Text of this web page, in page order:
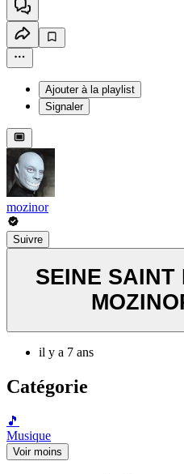
Ajouter à la playlist
Signaler
mozinor
Suivre
SEINE SAINT
il y a 7 ans
Catégorie
🎵
Musique
Voir moins